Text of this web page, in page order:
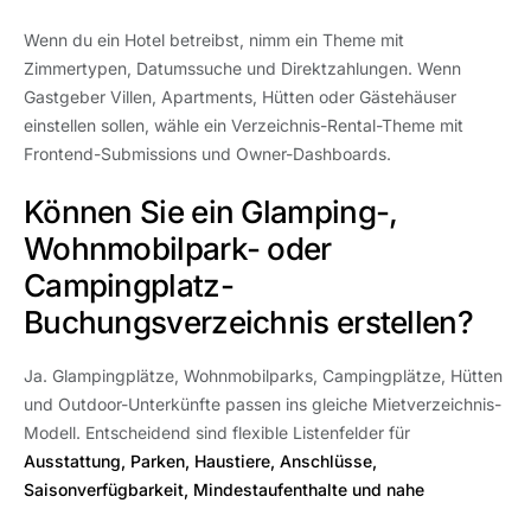
Wenn du ein Hotel betreibst, nimm ein Theme mit
Zimmertypen, Datumssuche und Direktzahlungen. Wenn
Gastgeber Villen, Apartments, Hütten oder Gästehäuser
einstellen sollen, wähle ein Verzeichnis-Rental-Theme mit
Frontend-Submissions und Owner-Dashboards.
Können Sie ein Glamping-,
Wohnmobilpark- oder
Campingplatz-
Buchungsverzeichnis erstellen?
Ja. Glampingplätze, Wohnmobilparks, Campingplätze, Hütten
und Outdoor-Unterkünfte passen ins gleiche Mietverzeichnis-
Modell. Entscheidend sind flexible Listenfelder für
Ausstattung, Parken, Haustiere, Anschlüsse,
Saisonverfügbarkeit, Mindestaufenthalte und nahe